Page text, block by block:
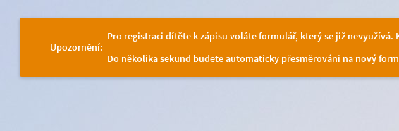
Upozornění:
Pro registraci dítěte k zápisu voláte formulář, který se již
Do několika sekund budete automaticky přesměrováni na nový